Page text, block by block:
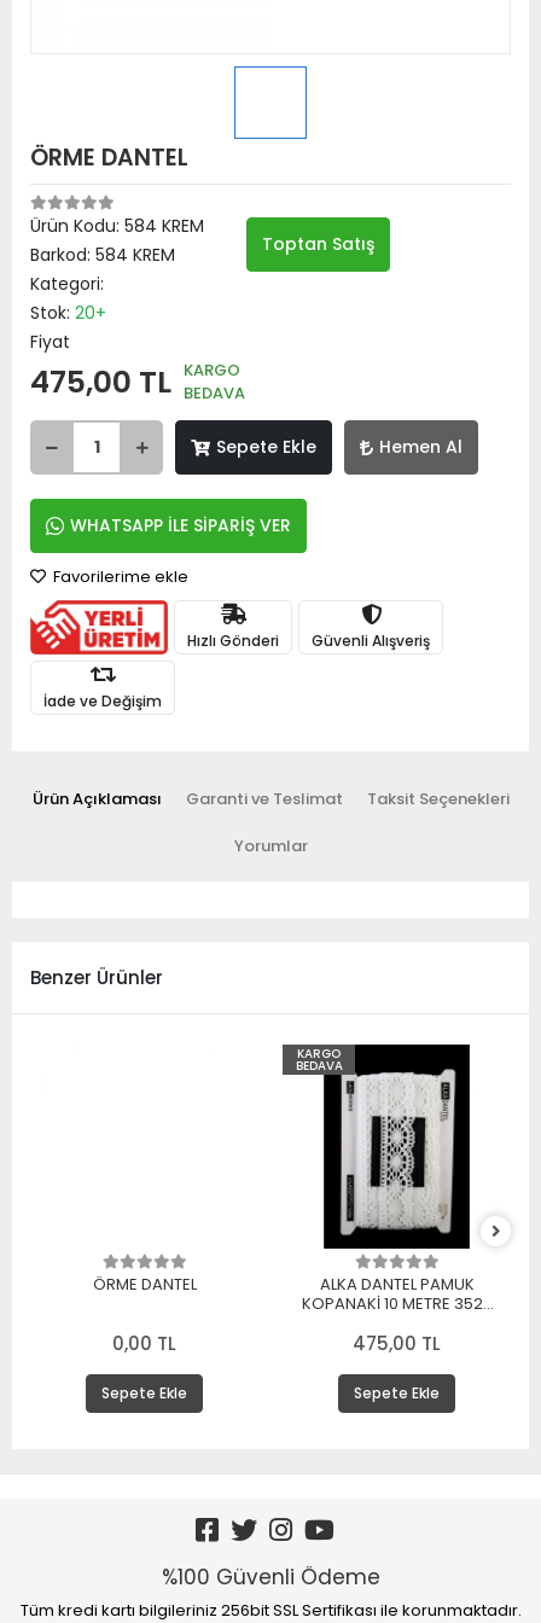
ÖRME DANTEL
Ürün Kodu: 584 KREM
Barkod: 584 KREM
Kategori:
Stok: 20+
Fiyat
475,00 TL KARGO
BEDAVA
Sepete Ekle Hemen Al
WHATSAPP İLE SİPARİŞ VER
Toptan Satış
Favorilerime ekle
Hızlı Gönderi Güvenli Alışveriş
İade ve Değişim
Ürün Açıklaması Garanti ve Teslimat Taksit Seçenekleri
Yorumlar
Benzer Ürünler
ÖRME DANTEL
0,00 TL
Sepete Ekle
KARGO
BEDAVA
ALKA DANTEL PAMUK
KOPANAKİ 10 METRE 3520
475,00 TL
Sepete Ekle
%100 Güvenli Ödeme
Tüm kredi kartı bilgileriniz 256bit SSL Sertifikası ile korunmaktadır.